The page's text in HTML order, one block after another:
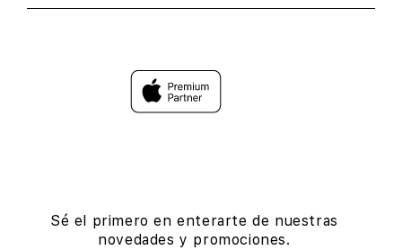
Sé el primero en enterarte de nuestras
novedades y promociones.